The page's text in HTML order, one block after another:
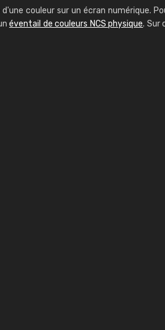
couleur sur un écran numérique.
éventail de couleurs NCS physique. Sur